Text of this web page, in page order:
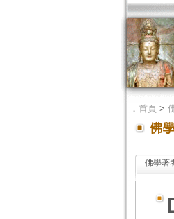
． 首頁>
佛學著